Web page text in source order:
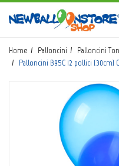
Home Palloncini Palloncini
Palloncini B95C 12 pollici (30cm)